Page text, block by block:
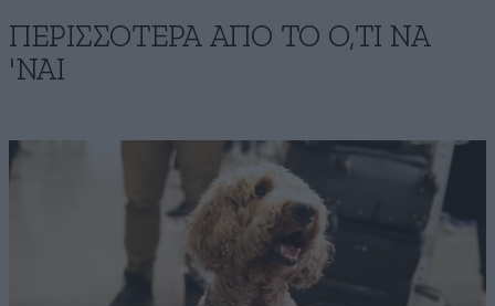
ΠΕΡΙΣΣΟΤΕΡΑ ΑΠΟ ΤΟ Ο,ΤΙ ΝΑ
'ΝΑΙ